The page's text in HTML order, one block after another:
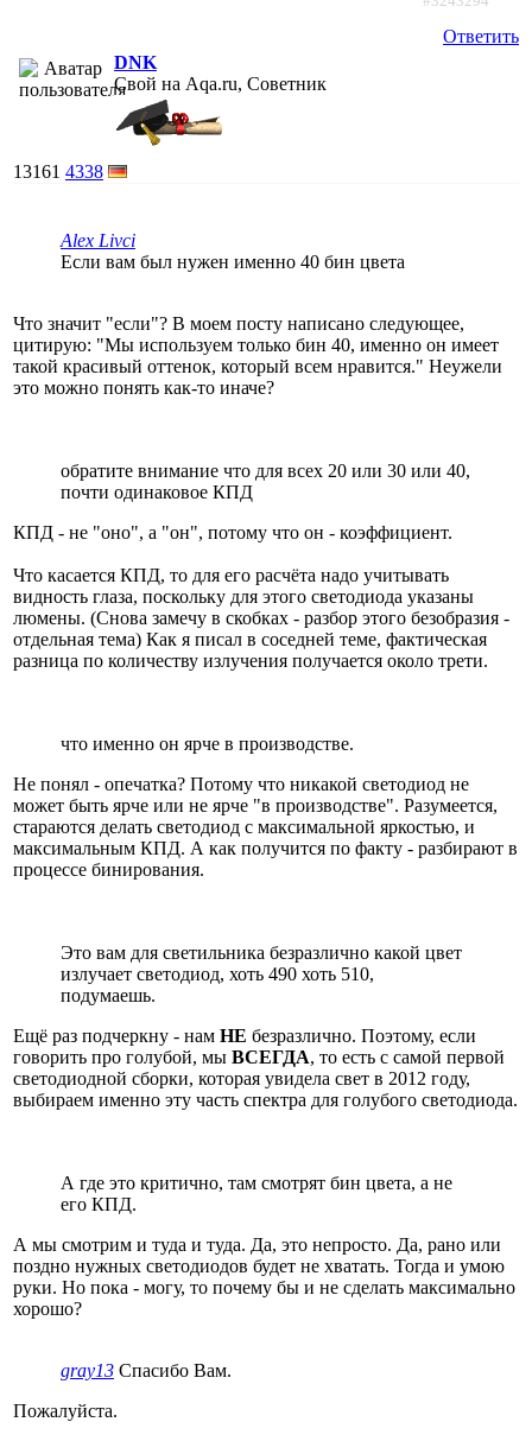
Ответить
DNK
Свой на Aqa.ru, Советник
13161 4338
Alex Livci
Если вам был нужен именно 40 бин цвета
Что значит "если"? В моем посту написано следующее,
цитирую: "Мы используем только бин 40, именно он имеет
такой красивый оттенок, который всем нравится." Неужели
это можно понять как-то иначе?
обратите внимание что для всех 20 или 30 или 40,
почти одинаковое КПД
КПД - не "оно", а "он", потому что он - коэффициент.
Что касается КПД, то для его расчёта надо учитывать
видность глаза, поскольку для этого светодиода указаны
люмены. (Снова замечу в скобках - разбор этого безобразия -
отдельная тема) Как я писал в соседней теме, фактическая
разница по количеству излучения получается около трети.
что именно он ярче в производстве.
Не понял - опечатка? Потому что никакой светодиод не
может быть ярче или не ярче "в производстве". Разумеется,
стараются делать светодиод с максимальной яркостью, и
максимальным КПД. А как получится по факту - разбирают в
процессе бинирования.
Это вам для светильника безразлично какой цвет
излучает светодиод, хоть 490 хоть 510,
подумаешь.
Ещё раз подчеркну - нам НЕ безразлично. Поэтому, если
говорить про голубой, мы ВСЕГДА, то есть с самой первой
светодиодной сборки, которая увидела свет в 2012 году,
выбираем именно эту часть спектра для голубого светодиода.
А где это критично, там смотрят бин цвета, а не
его КПД.
А мы смотрим и туда и туда. Да, это непросто. Да, рано или
поздно нужных светодиодов будет не хватать. Тогда и умою
руки. Но пока - могу, то почему бы и не сделать максимально
хорошо?
gray13 Спасибо Вам.
Пожалуйста.